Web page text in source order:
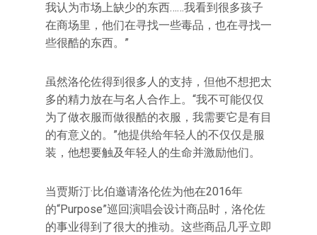
我认为市场上缺少的东西……我看到很多孩子
在商场里，他们在寻找一些毒品，也在寻找一
些很酷的东西。”
虽然洛伦佐得到很多人的支持，但他不想把太
多的精力放在与名人合作上。“我不可能仅仅
为了做衣服而做很酷的衣服，我需要它是有目
的有意义的。”他提供给年轻人的不仅仅是服
装，他想要触及年轻人的生命并激励他们。
当贾斯汀·比伯邀请洛伦佐为他在2016年
的“Purpose”巡回演唱会设计商品时，洛伦佐
的事业得到了很大的推动。这些商品几乎立即